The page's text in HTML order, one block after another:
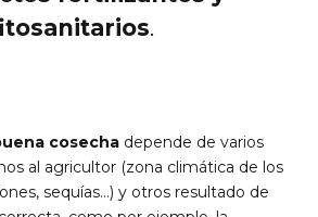
.
cosecha depende de varios
al agricultor (zona climática de los
sequías…) y otros resultado de